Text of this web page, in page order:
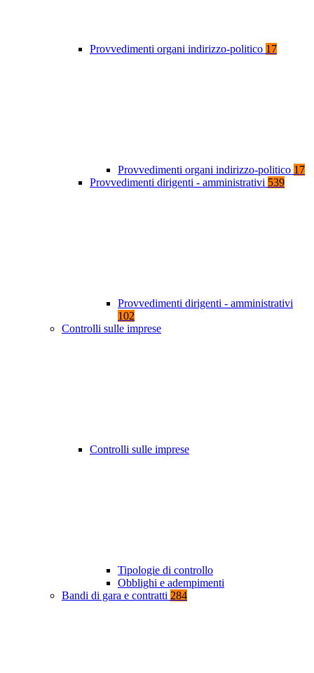
Provvedimenti organi indirizzo-politico 17
Provvedimenti organi indirizzo-politico 17
Provvedimenti dirigenti - amministrativi 539
Provvedimenti dirigenti - amministrativi
102
Controlli sulle imprese
Controlli sulle imprese
Tipologie di controllo
Obblighi e adempimenti
Bandi di gara e contratti 284